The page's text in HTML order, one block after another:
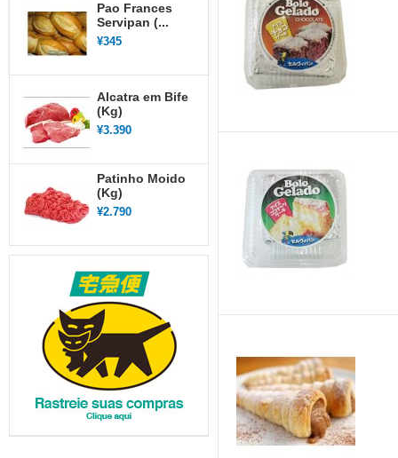
Pao Frances
Servipan (...
¥345
Alcatra em Bife
(Kg)
¥3.390
Patinho Moido
(Kg)
¥2.790